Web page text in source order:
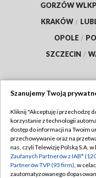
GORZÓW
KRAKÓW /
OPOLE /
SZCZECIN /
Abonament TVP
Emisja w TVP
Centrum informacji
Szanujemy Twoją
Kliknij "Akceptuję i przechodzę
korzystanie z technologii
dostęp do informacji na Twoim
przechowywanie oraz na
nas, czyli Telewizję Polską S.A.
Zaufanych Partnerów z IAB*
Partnerów TVP (93 firm), w
zautomatyzowanego